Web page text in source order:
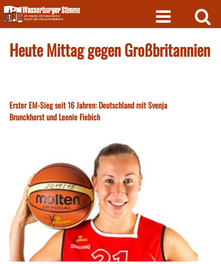
Skip
to
content
Heute Mittag gegen Großbritannien
Erster EM-Sieg seit 16 Jahren: Deutschland mit Svenja
Brunckhorst und Leonie Fiebich